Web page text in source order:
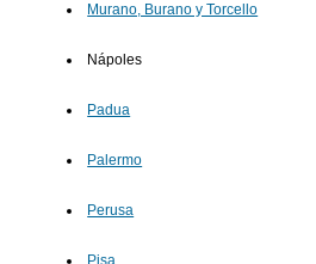
Murano, Burano y Torcello
Nápoles
Padua
Palermo
Perusa
Pisa